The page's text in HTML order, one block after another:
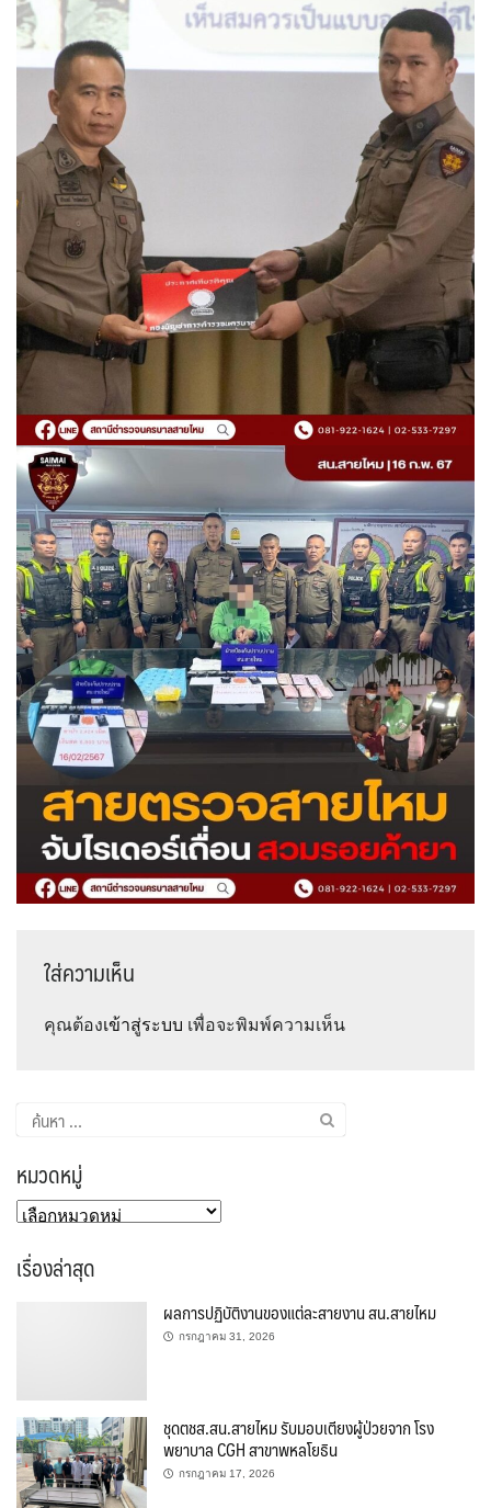
ใส่ความเห็น
คุณต้องเข้าสู่ระบบ เพื่อจะพิมพ์ความเห็น
ค้นหา
สำหรับ:
หมวดหมู่
หมวด
เรื่องล่าสุด
ผลการปฏิบัติงานของแต่ละสายงาน สน.สายไหม
กรกฎาคม 31, 2026
ชุดตชส.สน.สายไหม รับมอบเตียงผู้ป่วยจาก โรง
พยาบาล CGH สาขาพหลโยธิน
กรกฎาคม 17, 2026